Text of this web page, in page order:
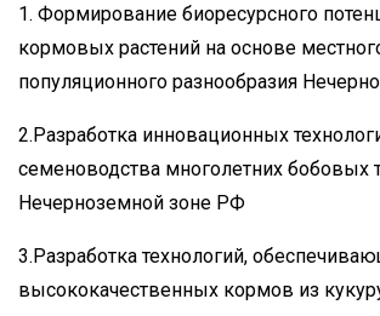
1. Формирование биоресурсного
кормовых растений на основе
популяционного разнообразия
2.Разработка инновационных
семеноводства многолетних бобовых
Нечерноземной зоне РФ
3.Разработка технологий,
высококачественных кормов из